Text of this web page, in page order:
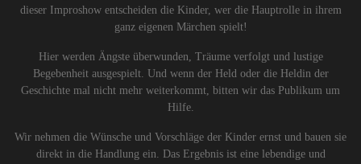
dieser Improshow entscheiden die Kinder, wer die Hauptrolle in ihrem
ganz eigenen Märchen spielt!
Hier werden Ängste überwunden, Träume verfolgt und lustige
Begebenheit ausgespielt. Und wenn der Held oder die Heldin der
Geschichte mal nicht mehr weiterkommt, bitten wir das Publikum um
Hilfe.
Wir nehmen die Wünsche und Vorschläge der Kinder ernst und bauen sie
direkt in die Handlung ein. Das Ergebnis ist eine lebendige und